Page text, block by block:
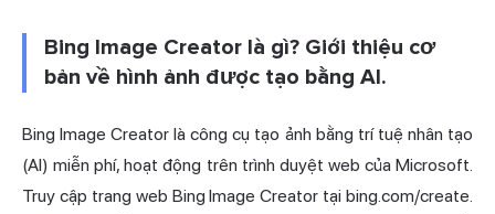
Bing Image Creator là gì? Giới thiệu cơ
bản về hình ảnh được tạo bằng AI.
Bing Image Creator là công cụ tạo ảnh bằng trí tuệ nhân tạo
(AI) miễn phí, hoạt động trên trình duyệt web của Microsoft.
Truy cập trang web Bing Image Creator tại bing.com/create.